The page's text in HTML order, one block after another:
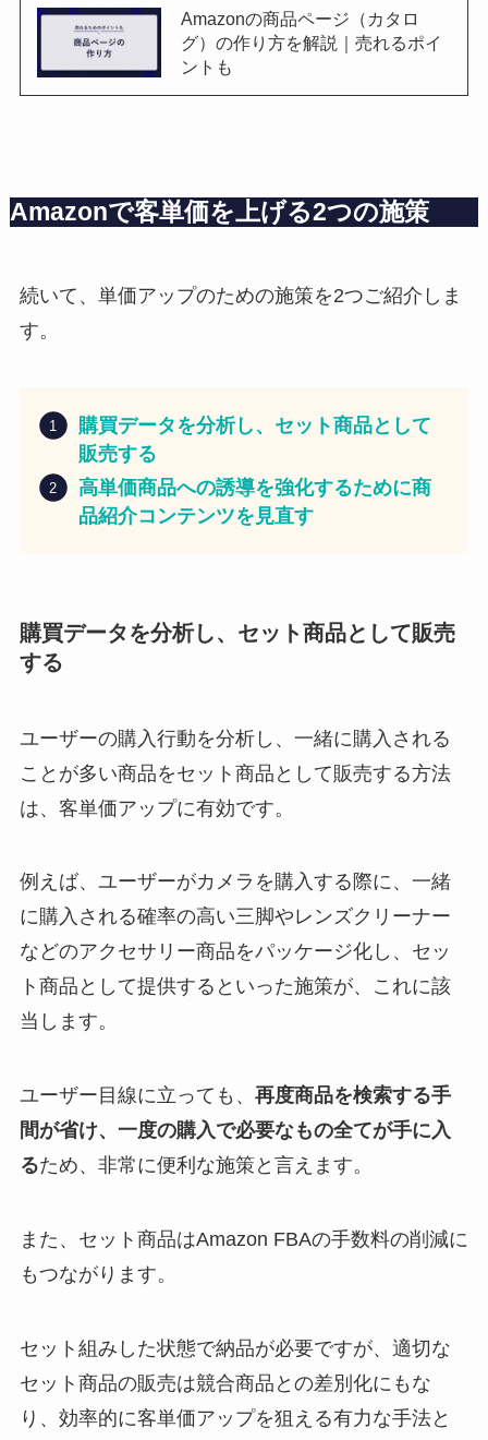
Amazonの商品ページ（カタロ
グ）の作り方を解説｜売れるポイ
ントも
Amazonで客単価を上げる2つの施策
続いて、単価アップのための施策を2つご紹介しま
す。
購買データを分析し、セット商品として
販売する
高単価商品への誘導を強化するために商
品紹介コンテンツを見直す
購買データを分析し、セット商品として販売
する
ユーザーの購入行動を分析し、一緒に購入される
ことが多い商品をセット商品として販売する方法
は、客単価アップに有効です。
例えば、ユーザーがカメラを購入する際に、一緒
に購入される確率の高い三脚やレンズクリーナー
などのアクセサリー商品をパッケージ化し、セッ
ト商品として提供するといった施策が、これに該
当します。
ユーザー目線に立っても、 再度商品を検索する手
間が省け、一度の購入で必要なもの全てが手に入
るため、非常に便利な施策と言えます。
また、セット商品はAmazon FBAの手数料の削減に
もつながります。
セット組みした状態で納品が必要ですが、適切な
セット商品の販売は競合商品との差別化にもな
り、効率的に客単価アップを狙える有力な手法と